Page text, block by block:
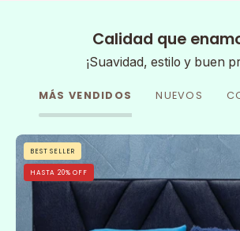
Calidad que
¡Suavidad, estilo y buen
MÁS VENDIDOS NUEVOS
Cobertor
Flannel
Con
Borrega
Sfera
BEST SELLER
HASTA 20% OFF